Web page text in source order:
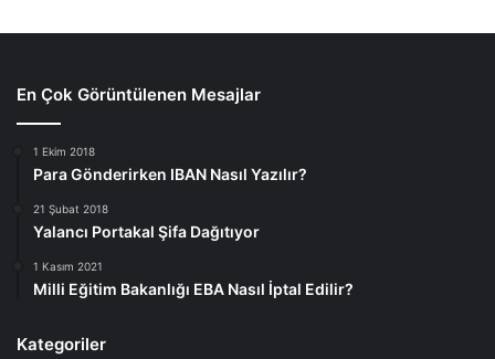
En Çok Görüntülenen Mesajlar
1 Ekim 2018
Para Gönderirken IBAN Nasıl Yazılır?
21 Şubat 2018
Yalancı Portakal Şifa Dağıtıyor
1 Kasım 2021
Milli Eğitim Bakanlığı EBA Nasıl İptal Edilir?
Kategoriler